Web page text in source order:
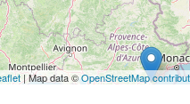
| Map data ©OpenStreetMap